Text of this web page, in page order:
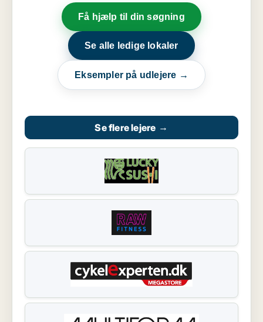
Få hjælp til din søgning
Se alle ledige lokaler
Eksempler på udlejere →
Se flere lejere →